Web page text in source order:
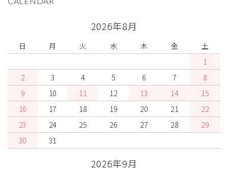
2026年8月
日 月 火 水 木 金
土
1
2
3 4 5 6 7
8
9
10 11 12 13 14
15
16
17 18 19 20 21
22
23
24 25 26 27 28
29
30
31
2026年9月